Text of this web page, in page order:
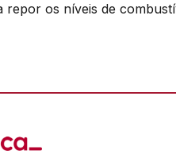
repor os níveis de